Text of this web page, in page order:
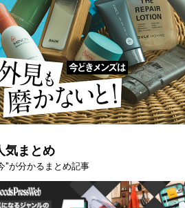
気まとめ
"が分かるまとめ記事